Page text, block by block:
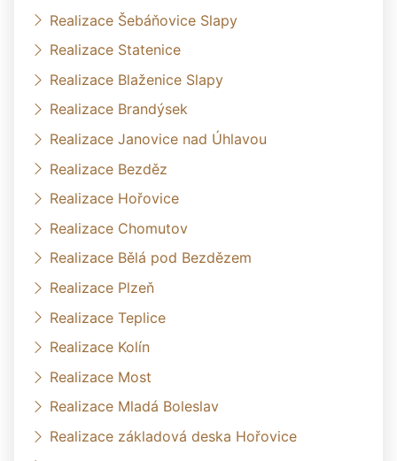
Realizace Šebáňovice Slapy
Realizace Statenice
Realizace Blaženice Slapy
Realizace Brandýsek
Realizace Janovice nad Úhlavou
Realizace Bezděz
Realizace Hořovice
Realizace Chomutov
Realizace Bělá pod Bezdězem
Realizace Plzeň
Realizace Teplice
Realizace Kolín
Realizace Most
Realizace Mladá Boleslav
Realizace základová deska Hořovice